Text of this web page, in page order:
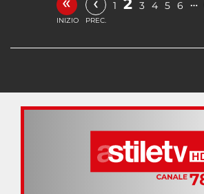
INIZIO PREC.
1 2 3 4 5 6